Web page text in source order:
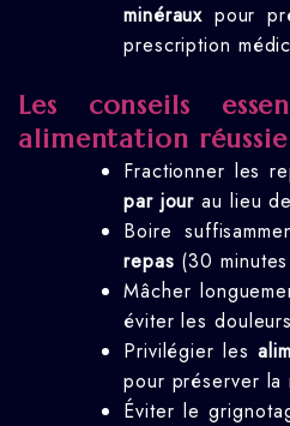
minéraux pour
prescription
Les conseils
alimentation
Fractionner les
par jour au lieu
Boire
repas (30
Mâcher
éviter les
Privilégier les
pour préserver la
Éviter le